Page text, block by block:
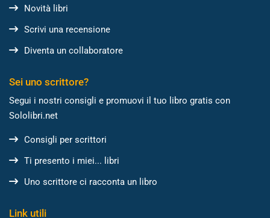
Novità libri
Scrivi una recensione
Diventa un collaboratore
Sei uno scrittore?
Segui i nostri consigli e promuovi il tuo libro gratis con
Sololibri.net
Consigli per scrittori
Ti presento i miei... libri
Uno scrittore ci racconta un libro
Link utili